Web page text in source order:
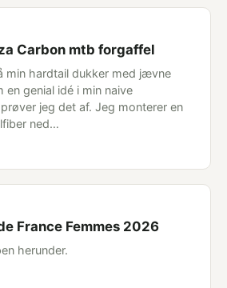
Carbon mtb forgaffel
min hardtail dukker med jævne
en genial idé i min naive
jeg det af. Jeg monterer en
ned…
France Femmes 2026
herunder.